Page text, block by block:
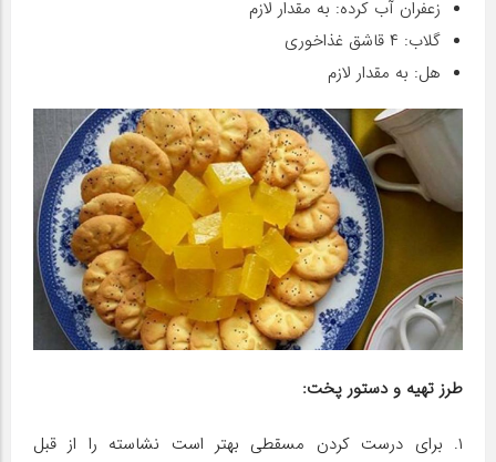
زعفران آب کرده: به مقدار لازم
گلاب: ۴ قاشق غذاخوری
هل: به مقدار لازم
طرز تهیه و دستور پخت:
۱. برای درست کردن مسقطی بهتر است نشاسته را از قبل